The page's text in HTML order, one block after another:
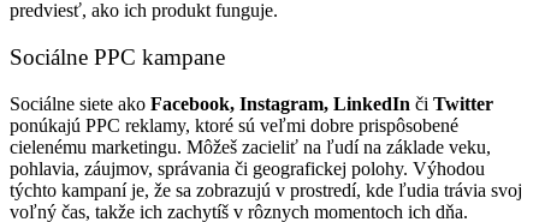
predviesť, ako ich produkt funguje.
Sociálne PPC kampane
Sociálne siete ako Facebook, Instagram, LinkedIn či Twitter
ponúkajú PPC reklamy, ktoré sú veľmi dobre prispôsobené
cielenému marketingu. Môžeš zacieliť na ľudí na základe veku,
pohlavia, záujmov, správania či geografickej polohy. Výhodou
týchto kampaní je, že sa zobrazujú v prostredí, kde ľudia trávia svoj
voľný čas, takže ich zachytíš v rôznych momentoch ich dňa.